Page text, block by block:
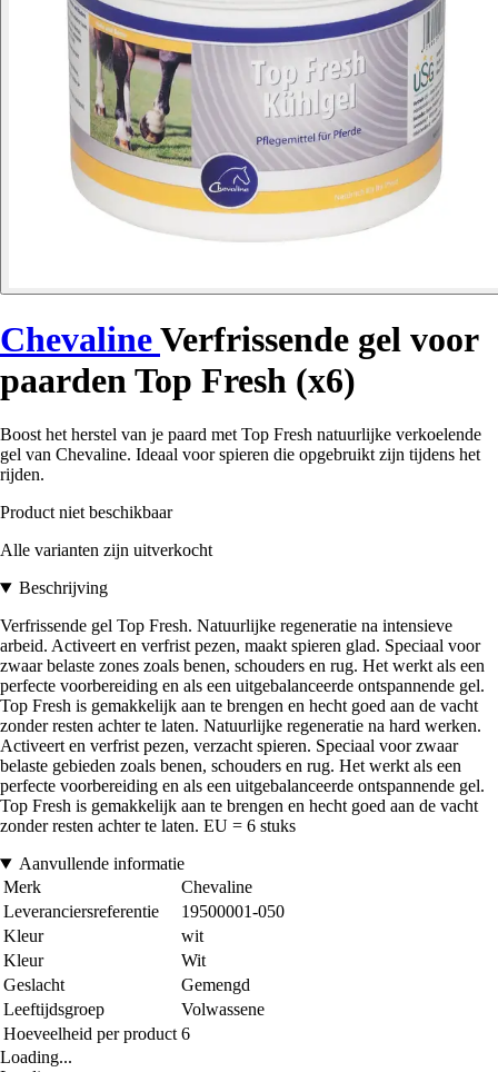
ChevalineVerfrissende gel voor
paarden Top Fresh (x6)
Boost het herstel van je paard met Top Fresh natuurlijke verkoelende
gel van Chevaline. Ideaal voor spieren die opgebruikt zijn tijdens het
rijden.
Product niet beschikbaar
Alle varianten zijn uitverkocht
Beschrijving
Verfrissende gel Top Fresh. Natuurlijke regeneratie na intensieve
arbeid. Activeert en verfrist pezen, maakt spieren glad. Speciaal voor
zwaar belaste zones zoals benen, schouders en rug. Het werkt als een
perfecte voorbereiding en als een uitgebalanceerde ontspannende gel.
Top Fresh is gemakkelijk aan te brengen en hecht goed aan de vacht
zonder resten achter te laten. Natuurlijke regeneratie na hard werken.
Activeert en verfrist pezen, verzacht spieren. Speciaal voor zwaar
belaste gebieden zoals benen, schouders en rug. Het werkt als een
perfecte voorbereiding en als een uitgebalanceerde ontspannende gel.
Top Fresh is gemakkelijk aan te brengen en hecht goed aan de vacht
zonder resten achter te laten. EU = 6 stuks
Aanvullende informatie
Merk
Chevaline
Leveranciersreferentie
19500001-050
Kleur
wit
Kleur
Wit
Geslacht
Gemengd
Leeftijdsgroep
Volwassene
Hoeveelheid per product 6
Loading...